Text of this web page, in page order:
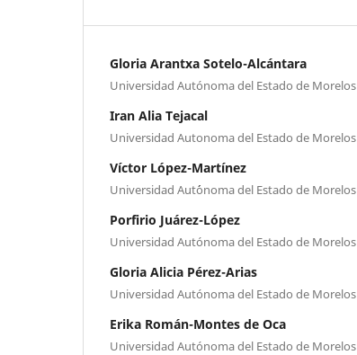
Gloria Arantxa Sotelo-Alcántara
Universidad Autónoma del Estado de Morelos
Iran Alia Tejacal
Universidad Autonoma del Estado de Morelos
Víctor López-Martínez
Universidad Aut´´onoma del Estado de Morelos
Porfirio Juárez-López
Universidad Autónoma del Estado de Morelos
Gloria Alicia Pérez-Arias
Universidad Autónoma del Estado de Morelos
Erika Román-Montes de Oca
Universidad Autónoma del Estado de Morelos